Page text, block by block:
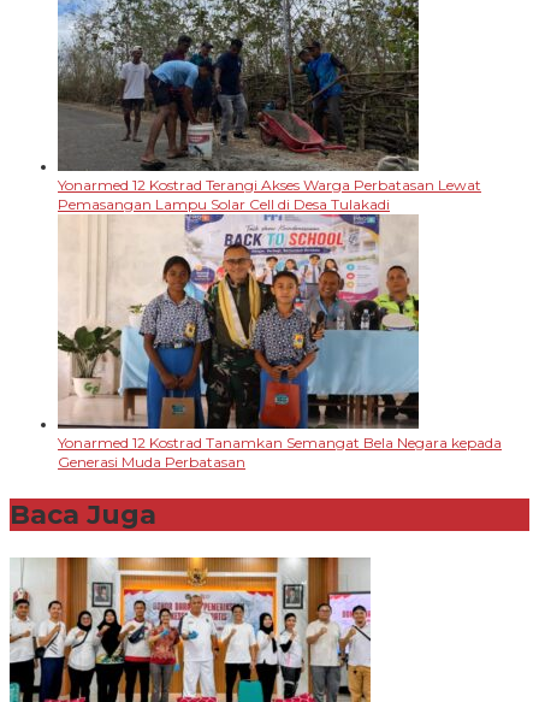
Yonarmed 12 Kostrad Terangi Akses Warga Perbatasan Lewat
Pemasangan Lampu Solar Cell di Desa Tulakadi
Yonarmed 12 Kostrad Tanamkan Semangat Bela Negara kepada
Generasi Muda Perbatasan
Baca Juga